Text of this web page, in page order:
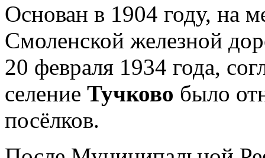
Основан в 1904 году, на
Смоленской железной
20 февраля 1934 года,
селение Тучково было
посёлков.